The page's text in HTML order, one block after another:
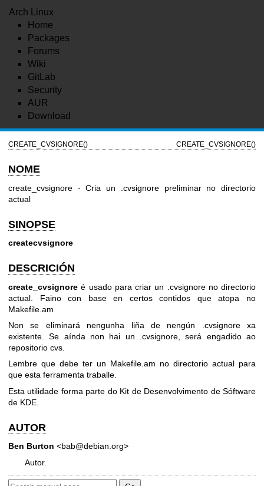
Arch Linux
Home
Packages
Forums
Wiki
GitLab
Security
AUR
Download
CREATE_CVSIGNORE() CREATE_CVSIGNORE()
NOME
create_cvsignore - Cria un .cvsignore preliminar no directorio
actual
SINOPSE
createcvsignore
DESCRICIÓN
create_cvsignore é usado para criar un .cvsignore no directorio
actual. Faino con base en certos contidos que atopa no
Makefile.am
Non se eliminará nengunha liña de nengún .cvsignore xa
existente. Se aínda non hai un .cvsignore, será engadido ao
repositorio cvs.
Lembre que debe ter un Makefile.am no directorio actual para
que esta ferramenta traballe.
Esta utilidade forma parte do Kit de Desenvolvimento de Sóftware
de KDE.
AUTOR
Ben Burton <bab@debian.org>
Autor.